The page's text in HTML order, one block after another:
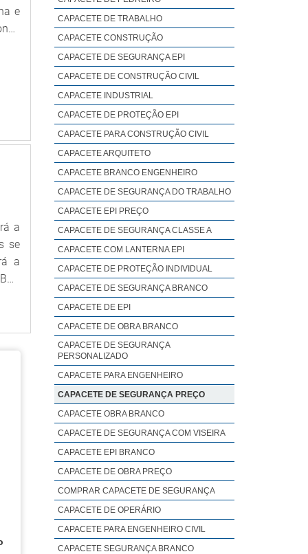
e
a
se
a
de
e
e
CAPACETE DE TRABALHO
CAPACETE CONSTRUÇÃO
CAPACETE DE SEGURANÇA EPI
CAPACETE DE CONSTRUÇÃO CIVIL
CAPACETE INDUSTRIAL
CAPACETE DE PROTEÇÃO EPI
CAPACETE PARA CONSTRUÇÃO CIVIL
CAPACETE ARQUITETO
CAPACETE BRANCO ENGENHEIRO
CAPACETE DE SEGURANÇA DO TRABALHO
CAPACETE EPI PREÇO
CAPACETE DE SEGURANÇA CLASSE A
CAPACETE COM LANTERNA EPI
CAPACETE DE PROTEÇÃO INDIVIDUAL
CAPACETE DE SEGURANÇA BRANCO
CAPACETE DE EPI
CAPACETE DE OBRA BRANCO
CAPACETE DE SEGURANÇA
PERSONALIZADO
CAPACETE PARA ENGENHEIRO
CAPACETE DE SEGURANÇA PREÇO
CAPACETE OBRA BRANCO
CAPACETE DE SEGURANÇA COM VISEIRA
CAPACETE EPI BRANCO
CAPACETE DE OBRA PREÇO
COMPRAR CAPACETE DE SEGURANÇA
CAPACETE DE OPERÁRIO
CAPACETE PARA ENGENHEIRO CIVIL
CAPACETE SEGURANÇA BRANCO